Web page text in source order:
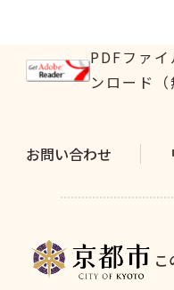
PDFファ
ンロード（
お問い合わせ
こ